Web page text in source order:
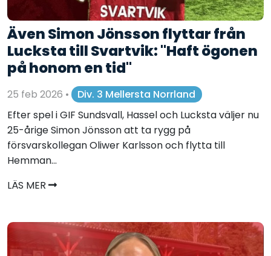
Även Simon Jönsson flyttar från
Lucksta till Svartvik: "Haft ögonen
på honom en tid"
25 feb 2026 •
Div. 3 Mellersta Norrland
Efter spel i GIF Sundsvall, Hassel och Lucksta väljer nu
25-årige Simon Jönsson att ta rygg på
försvarskollegan Oliwer Karlsson och flytta till
Hemman...
LÄS MER